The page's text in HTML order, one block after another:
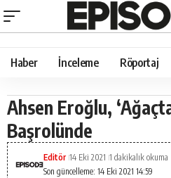
Haber İnceleme Röportaj
Ahsen Eroğlu,
Başrolünde
Son güncelleme: 14 Eki 2021 14:59
Editör 14 Eki 2021 1 dakikalık okuma